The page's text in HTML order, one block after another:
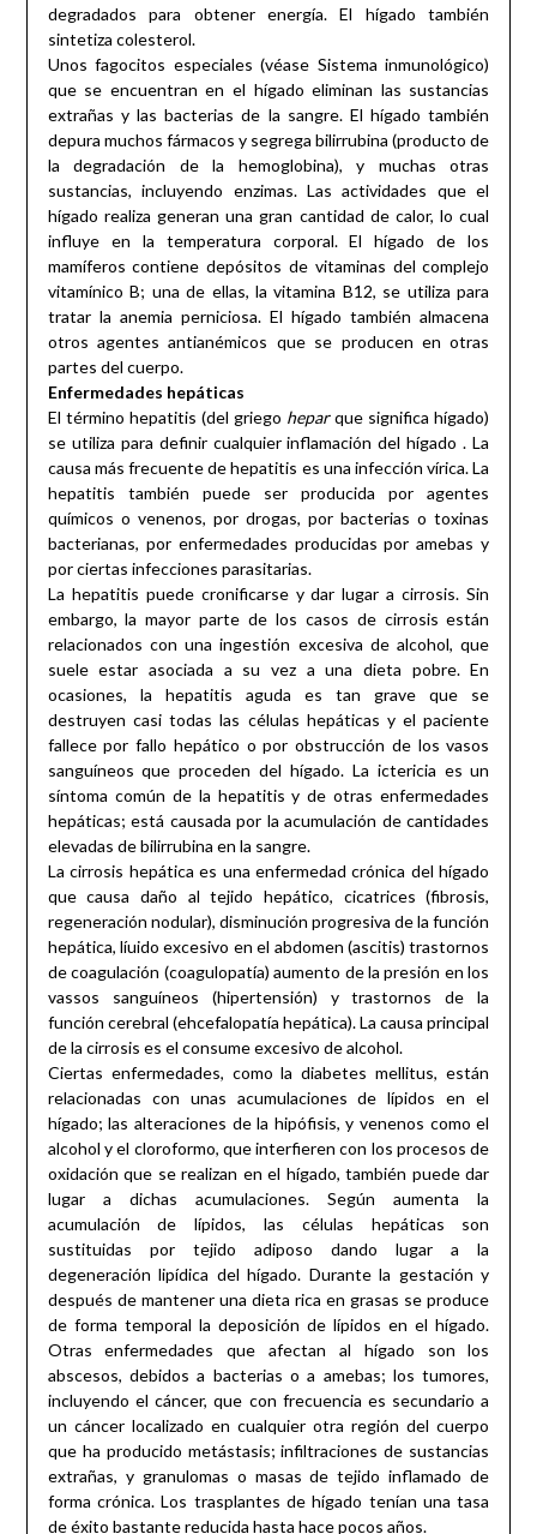
degradados para obtener energía. El hígado también
sintetiza colesterol.
Unos fagocitos especiales (véase Sistema inmunológico)
que se encuentran en el hígado eliminan las sustancias
extrañas y las bacterias de la sangre. El hígado también
depura muchos fármacos y segrega bilirrubina (producto de
la degradación de la hemoglobina), y muchas otras
sustancias, incluyendo enzimas. Las actividades que el
hígado realiza generan una gran cantidad de calor, lo cual
influye en la temperatura corporal. El hígado de los
mamíferos contiene depósitos de vitaminas del complejo
vitamínico B; una de ellas, la vitamina B12, se utiliza para
tratar la anemia perniciosa. El hígado también almacena
otros agentes antianémicos que se producen en otras
partes del cuerpo.
Enfermedades hepáticas
El término hepatitis (del griego heparque significa hígado)
se utiliza para definir cualquier inflamación del hígado . La
causa más frecuente de hepatitis es una infección vírica. La
hepatitis también puede ser producida por agentes
químicos o venenos, por drogas, por bacterias o toxinas
bacterianas, por enfermedades producidas por amebas y
por ciertas infecciones parasitarias.
La hepatitis puede cronificarse y dar lugar a cirrosis. Sin
embargo, la mayor parte de los casos de cirrosis están
relacionados con una ingestión excesiva de alcohol, que
suele estar asociada a su vez a una dieta pobre. En
ocasiones, la hepatitis aguda es tan grave que se
destruyen casi todas las células hepáticas y el paciente
fallece por fallo hepático o por obstrucción de los vasos
sanguíneos que proceden del hígado. La ictericia es un
síntoma común de la hepatitis y de otras enfermedades
hepáticas; está causada por la acumulación de cantidades
elevadas de bilirrubina en la sangre.
La cirrosis hepática es una enfermedad crónica del hígado
que causa daño al tejido hepático, cicatrices (fibrosis,
regeneración nodular), disminución progresiva de la función
hepática, líuido excesivo en el abdomen (ascitis) trastornos
de coagulación (coagulopatía) aumento de la presión en los
vassos sanguíneos (hipertensión) y trastornos de la
función cerebral (ehcefalopatía hepática). La causa principal
de la cirrosis es el consume excesivo de alcohol.
Ciertas enfermedades, como la diabetes mellitus, están
relacionadas con unas acumulaciones de lípidos en el
hígado; las alteraciones de la hipófisis, y venenos como el
alcohol y el cloroformo, que interfieren con los procesos de
oxidación que se realizan en el hígado, también puede dar
lugar a dichas acumulaciones. Según aumenta la
acumulación de lípidos, las células hepáticas son
sustituidas por tejido adiposo dando lugar a la
degeneración lipídica del hígado. Durante la gestación y
después de mantener una dieta rica en grasas se produce
de forma temporal la deposición de lípidos en el hígado.
Otras enfermedades que afectan al hígado son los
abscesos, debidos a bacterias o a amebas; los tumores,
incluyendo el cáncer, que con frecuencia es secundario a
un cáncer localizado en cualquier otra región del cuerpo
que ha producido metástasis; infiltraciones de sustancias
extrañas, y granulomas o masas de tejido inflamado de
forma crónica. Los trasplantes de hígado tenían una tasa
de éxito bastante reducida hasta hace pocos años.